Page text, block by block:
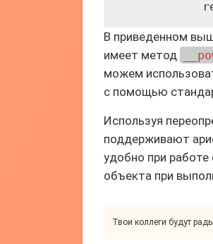
В приведенном
имеет метод
можем
с помощью
Используя
поддерживают
удобно при
объекта при
Твои коллеги будут